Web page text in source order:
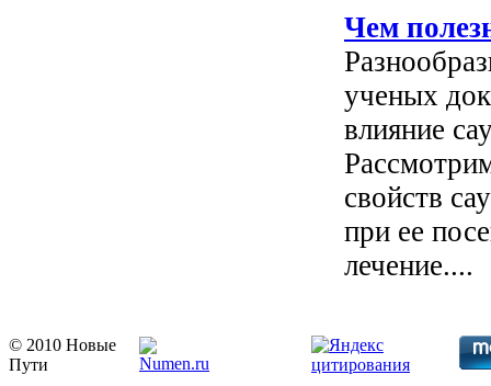
Чем
ученых
влияние
свойств
при ее
лечение....
© 2010 Новые
Пути